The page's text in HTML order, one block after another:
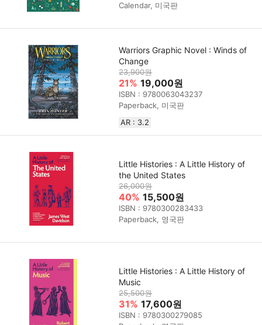
Calendar, 미국판
Warriors Graphic Novel : Winds of
Change
23,900원
21% 19,000원
ISBN : 9780063043237
Paperback, 미국판
AR : 3.2
Little Histories : A Little History of
the United States
26,000원
40% 15,500원
ISBN : 9780300283433
Paperback, 영국판
Little Histories : A Little History of
Music
25,500원
31% 17,600원
ISBN : 9780300279085